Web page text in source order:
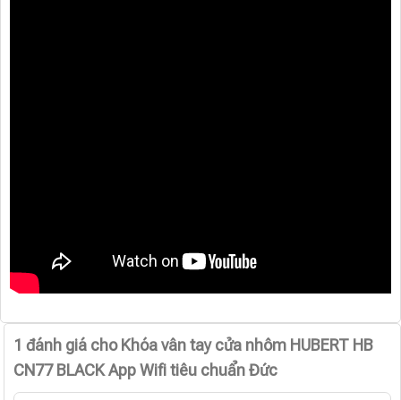
1 đánh giá choKhóa vân tay cửa nhôm HUBERT HB
CN77 BLACK App Wifi tiêu chuẩn Đức